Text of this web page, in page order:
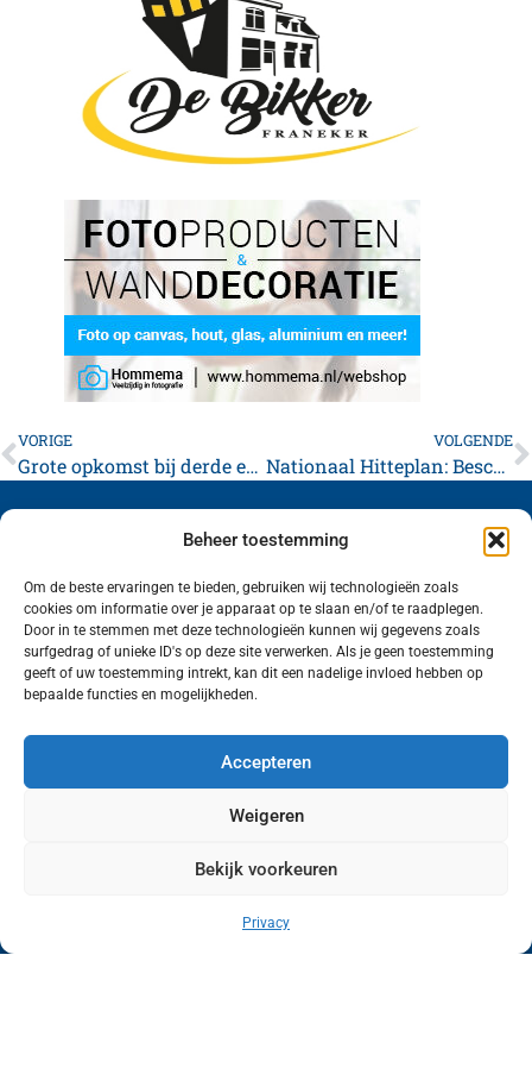
Beheer toestemming
Om de beste ervaringen te bieden, gebruiken wij technologieën zoals
cookies om informatie over je apparaat op te slaan en/of te raadplegen.
Door in te stemmen met deze technologieën kunnen wij gegevens zoals
surfgedrag of unieke ID's op deze site verwerken. Als je geen toestemming
geeft of uw toestemming intrekt, kan dit een nadelige invloed hebben op
bepaalde functies en mogelijkheden.
Accepteren
Weigeren
Bekijk voorkeuren
Privacy
VORIGE
Grote opkomst bij derde editie van Kleintje AD
VOLGENDE
Nationaal Hitteplan: Bescherm uzelf en kwetsbaren tegen de hitte
Volg ons (hierboven) op social media!
Wij van FranekerActueel.nl verzorgen het nieuws